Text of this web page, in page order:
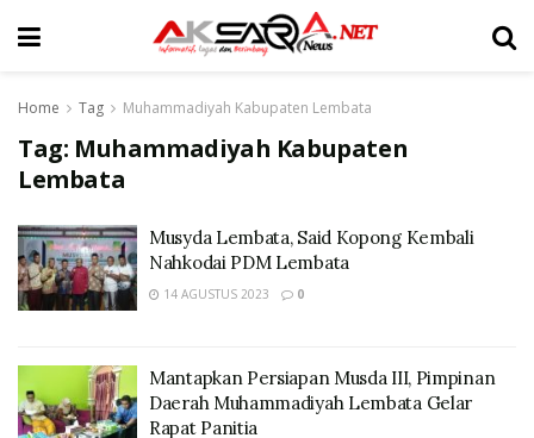
Home Tag Muhammadiyah Kabupaten Lembata
Tag: Muhammadiyah Kabupaten
Lembata
Musyda Lembata, Said Kopong Kembali
Nahkodai PDM Lembata
14 AGUSTUS 2023 0
Mantapkan Persiapan Musda III, Pimpinan
Daerah Muhammadiyah Lembata Gelar
Rapat Panitia